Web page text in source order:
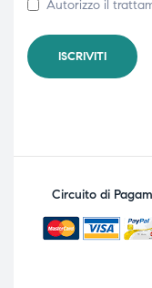
Autorizzo il
Circuito di